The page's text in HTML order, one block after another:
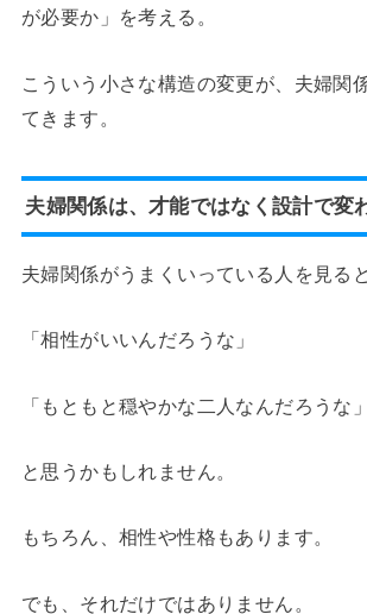
が必要か」を考える。
こういう小さな構造の変更が、夫婦関
てきます。
夫婦関係は、才能ではなく設計で変
夫婦関係がうまくいっている人を見ると
「相性がいいんだろうな」
「もともと穏やかな二人なんだろうな」
と思うかもしれません。
もちろん、相性や性格もあります。
でも、それだけではありません。